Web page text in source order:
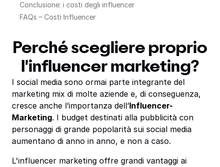
Conclusione: i costi degli influencer
FAQs – Costi Influencer
Perché scegliere proprio
l'influencer marketing?
I social media sono ormai parte integrante del
marketing mix di molte aziende e, di conseguenza,
cresce anche l’importanza dell’Influencer-
Marketing. I budget destinati alla pubblicità con
personaggi di grande popolarità sui social media
aumentano di anno in anno, e non a caso.
L'influencer marketing offre grandi vantaggi ai